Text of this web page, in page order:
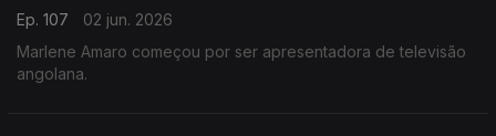
Ep. 107
02 jun. 2026
Marlene Amaro começou por ser apresentadora de televisão
angolana.